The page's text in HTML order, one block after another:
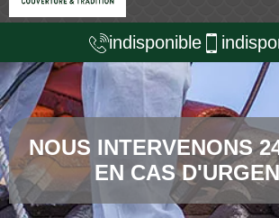
indisponible
NOUS INTERVENONS
EN CAS